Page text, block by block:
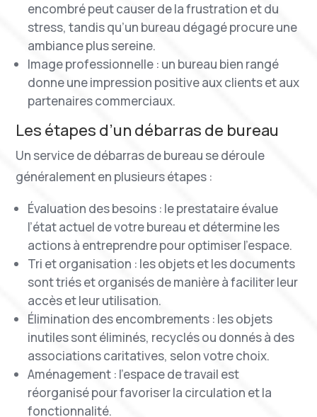
encombré peut causer de la frustration et du
stress, tandis qu’un bureau dégagé procure une
ambiance plus sereine.
Image professionnelle : un bureau bien rangé
donne une impression positive aux clients et aux
partenaires commerciaux.
Les étapes d’un débarras de bureau
Un service de débarras de bureau se déroule
généralement en plusieurs étapes :
Évaluation des besoins : le prestataire évalue
l’état actuel de votre bureau et détermine les
actions à entreprendre pour optimiser l’espace.
Tri et organisation : les objets et les documents
sont triés et organisés de manière à faciliter leur
accès et leur utilisation.
Élimination des encombrements : les objets
inutiles sont éliminés, recyclés ou donnés à des
associations caritatives, selon votre choix.
Aménagement : l’espace de travail est
réorganisé pour favoriser la circulation et la
fonctionnalité.